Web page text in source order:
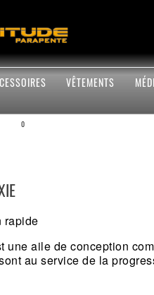
VÊTEMENTS
0
rapide
une aile de conception
au service de la